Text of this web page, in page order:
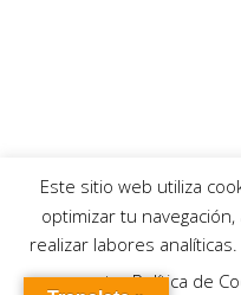
Este sitio web utiliza
optimizar tu
realizar labores
nuestra Política de